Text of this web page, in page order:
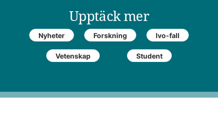
Upptäck mer
Nyheter Forskning Ivo-fall
Vetenskap Student